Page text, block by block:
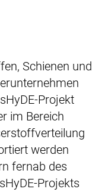
Schienen und
Projekt
im Bereich
werden
fernab des
Projekts